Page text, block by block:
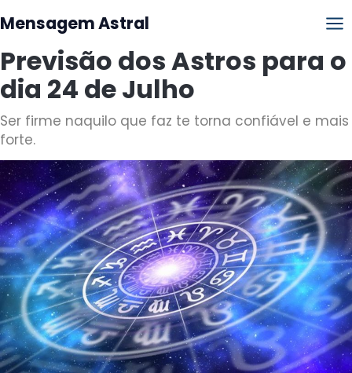
Mensagem Astral
Previsão dos Astros para o
dia 24 de Julho
Ser firme naquilo que faz te torna confiável e mais
forte.